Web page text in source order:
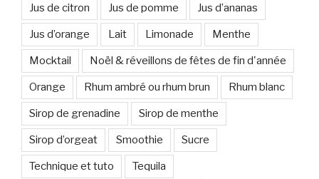
Jus de citron Jus de pomme Jus d’ananas
Jus d’orange Lait Limonade Menthe
Mocktail Noël & réveillons de fêtes de fin d'année
Orange Rhum ambré ou rhum brun Rhum blanc
Sirop de grenadine Sirop de menthe
Sirop d’orgeat Smoothie Sucre
Technique et tuto Tequila